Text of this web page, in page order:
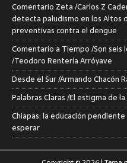
Comentario Zeta /Carlos Z
detecta paludismo en los Altos
preventivas contra el dengue
Comentario a Tiempo /Son seis
/Teodoro Rentería Arróyave
Desde el Sur /Armando Chacón
Palabras Claras /El estigma de
Chiapas: la educación
esperar